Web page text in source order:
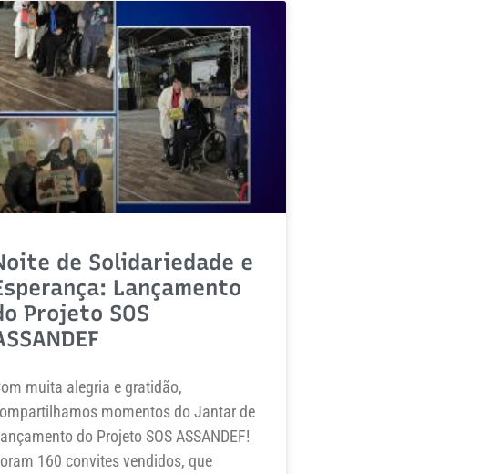
de Solidariedade e
Lançamento
Projeto SOS
muita alegria e gratidão,
momentos do Jantar de
do Projeto SOS ASSANDEF!
160 convites vendidos, que